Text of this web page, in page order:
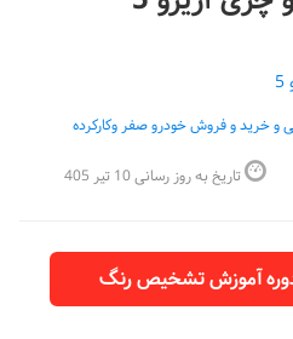
و خرید و فروش خودرو صفر وکارکرده
تاریخ به روز رسانی 10 تیر 405
آموزش تشخیص رنگ